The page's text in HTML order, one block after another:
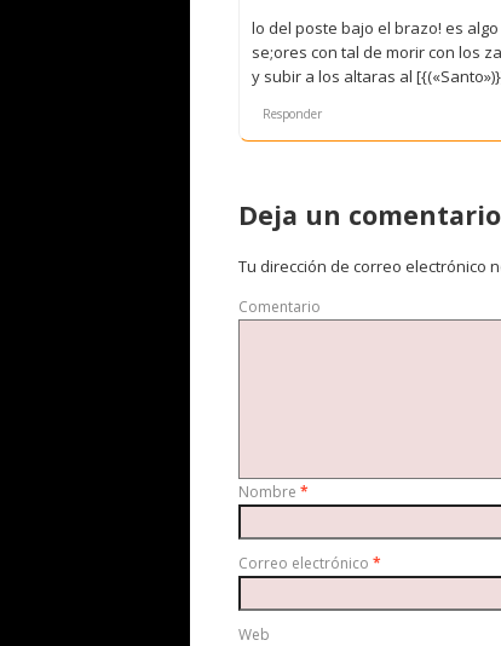
lo del poste bajo el brazo! es
se;ores con tal de morir con los
y subir a los altaras al
Responder
Deja un comentario
Tu dirección de correo electrónico
Comentario
Nombre *
Correo electrónico *
Web